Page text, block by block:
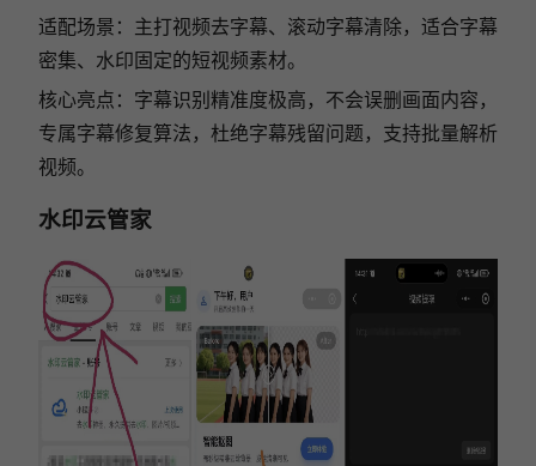
适配场景：主打视频去字幕、滚动字幕清除，适合字幕
密集、水印固定的短视频素材。
核心亮点：字幕识别精准度极高，不会误删画面内容，
专属字幕修复算法，杜绝字幕残留问题，支持批量解析
视频。
水印云管家